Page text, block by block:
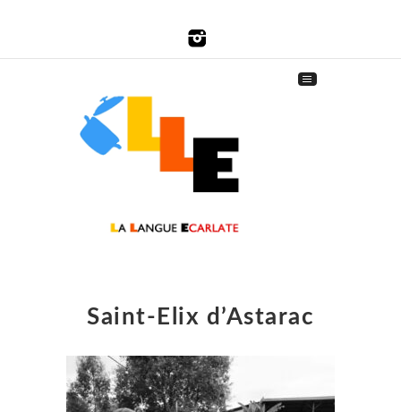
Saint-Elix d’Astarac